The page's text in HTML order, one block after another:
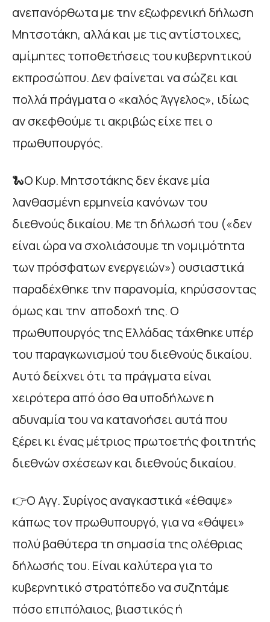
ανεπανόρθωτα με την εξωφρενική δήλωση
Μητσοτάκη, αλλά και με τις αντίστοιχες,
αμίμητες τοποθετήσεις του κυβερνητικού
εκπροσώπου. Δεν φαίνεται να σώζει και
πολλά πράγματα ο «καλός Άγγελος», ιδίως
αν σκεφθούμε τι ακριβώς είχε πει ο
πρωθυπουργός.
🐍Ο Κυρ. Μητσοτάκης δεν έκανε μία
λανθασμένη ερμηνεία κανόνων του
διεθνούς δικαίου. Με τη δήλωσή του («δεν
είναι ώρα να σχολιάσουμε τη νομιμότητα
των πρόσφατων ενεργειών») ουσιαστικά
παραδέχθηκε την παρανομία, κηρύσσοντας
όμως και την αποδοχή της. Ο
πρωθυπουργός της Ελλάδας τάχθηκε υπέρ
του παραγκωνισμού του διεθνούς δικαίου.
Αυτό δείχνει ότι τα πράγματα είναι
χειρότερα από όσο θα υποδήλωνε η
αδυναμία του να κατανοήσει αυτά που
ξέρει κι ένας μέτριος πρωτοετής φοιτητής
διεθνών σχέσεων και διεθνούς δικαίου.
👉Ο Αγγ. Συρίγος αναγκαστικά «έθαψε»
κάπως τον πρωθυπουργό, για να «θάψει»
πολύ βαθύτερα τη σημασία της ολέθριας
δήλωσής του. Είναι καλύτερα για το
κυβερνητικό στρατόπεδο να συζητάμε
πόσο επιπόλαιος, βιαστικός ή